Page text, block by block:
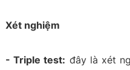
Xét nghiệm
-Triple test: đây là xét